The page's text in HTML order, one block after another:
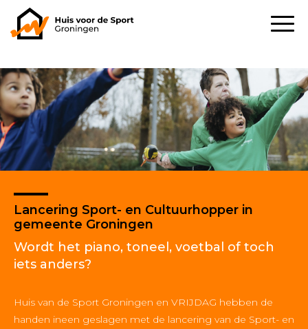
Lancering Sport- en Cultuurhopper in
gemeente Groningen
Wordt het piano, toneel, voetbal of toch
iets anders?
Huis van de Sport Groningen en VRIJDAG hebben de
handen ineen geslagen met de lancering van de Sport- en